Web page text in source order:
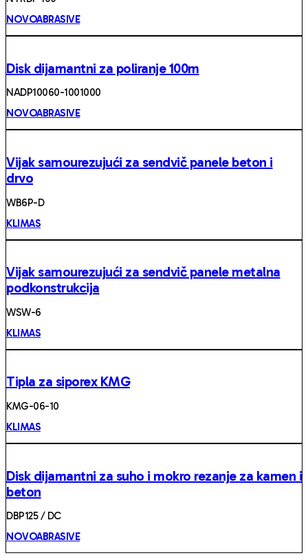
NOVOABRASIVE
Disk dijamantni za poliranje 100m
NADP10060-1001000
NOVOABRASIVE
Vijak samourezujući za sendvič panele beton i
drvo
WB6P-D
KLIMAS
Vijak samourezujući za sendvič panele metalna
podkonstrukcija
WSW-6
KLIMAS
Tipla za siporex KMG
KMG-06-10
KLIMAS
Disk dijamantni za suho i mokro rezanje za kamen i
beton
DBP125 / DC
NOVOABRASIVE